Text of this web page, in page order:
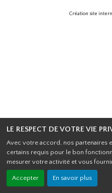
LE RESPECT DE VOTRE VIE
Avec votre accord, nos partenaires
certains requis pour le bon
mesurer votre activité et vous
Accepter En savoir plus
Création site